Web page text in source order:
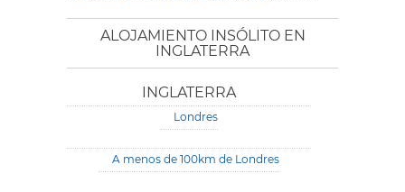
ALOJAMIENTO INSÓLITO EN
INGLATERRA
INGLATERRA
Londres
A menos de 100km de Londres